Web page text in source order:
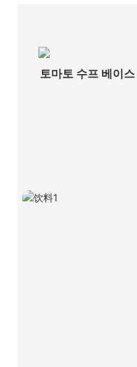
토마토 수프 베이스